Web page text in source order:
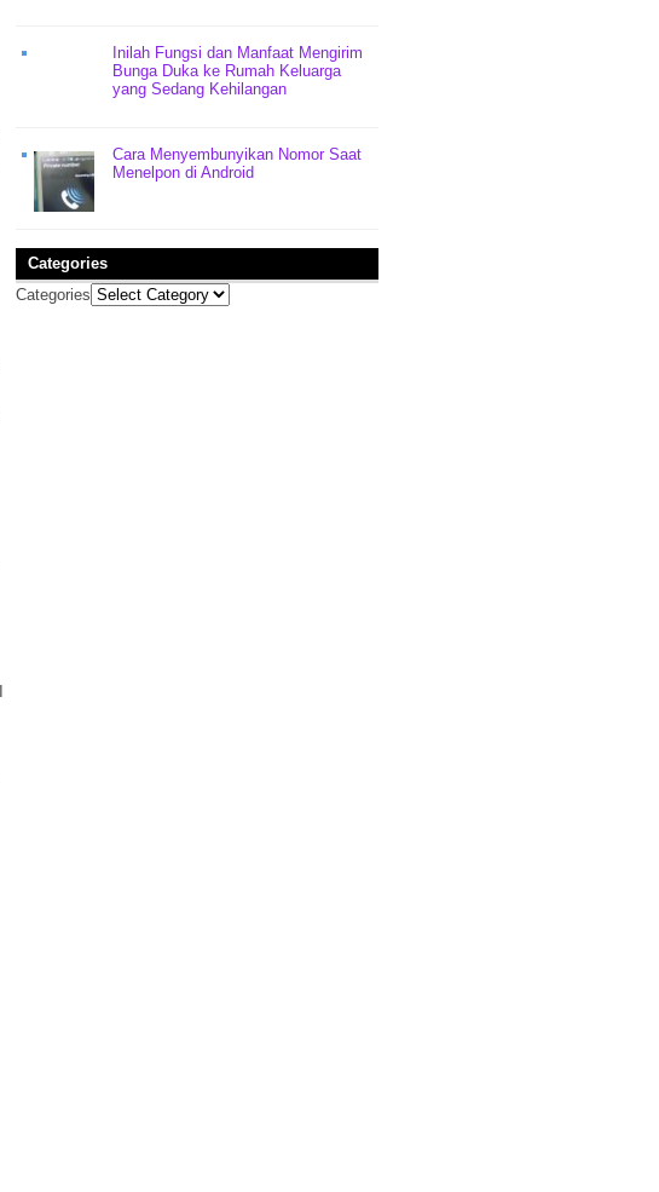
Inilah Fungsi dan Manfaat Mengirim
Bunga Duka ke Rumah Keluarga
yang Sedang Kehilangan
Cara Menyembunyikan Nomor Saat
Menelpon di Android
Categories
Categories